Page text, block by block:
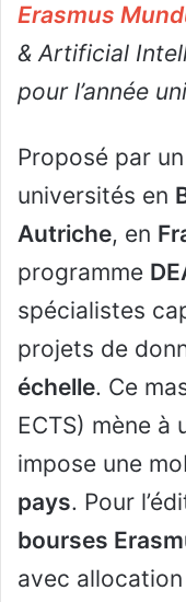
Erasmus
& Artificial
pour l’année
Proposé par
universités en
Autriche, en
programme
spécialistes
projets de
échelle. Ce
ECTS) mène à
impose une
pays. Pour
bourses
avec